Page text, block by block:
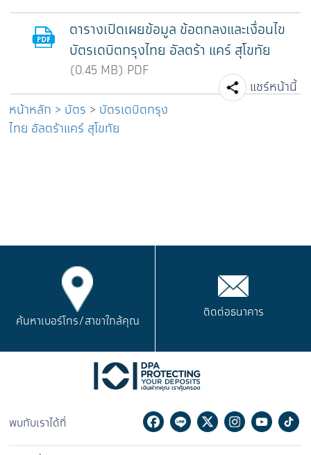
ตารางเปิดเผยข้อมูล ข้อตกลงและเงื่อนไข
บัตรเดบิตกรุงไทย อัลตร้า แคร์ สุโขทัย
(0.45 MB) PDF
หน้าหลัก > บัตร > บัตรเดบิตกรุง
ไทย อัลตร้าแคร์ สุโขทัย
แชร์หน้านี้
Facebook
Line
ค้นหาเบอร์โทร/สาขาใกล้คุณ
ติดต่อธนาคาร
พบกับเราได้ที่ Facebook
LineTwitterInstagram